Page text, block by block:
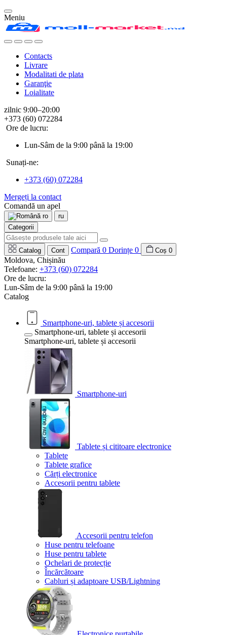
Meniu
Contacts
Livrare
Modalitati de plata
Garanţie
Loialitate
zilnic 9:00–20:00
+373 (60) 072284
Ore de lucru:
Lun-Sâm de la 9:00 până la 19:00
Sunați-ne:
+373 (60) 072284
Mergeți la contact
Comandă un apel
ro
ru
Categorii
Catalog Cont Compară 0 Dorințe 0 Coș 0
Moldova, Chișinău
Telefoane: +373 (60) 072284
Ore de lucru:
Lun-Sâm de la 9:00 până la 19:00
Catalog
Smartphone-uri, tablete și accesorii
Smartphone-uri, tablete și accesorii
Smartphone-uri, tablete și accesorii
Smartphone-uri
Tablete și cititoare electronice
Tablete
Tablete grafice
Cărți electronice
Accesorii pentru tablete
Accesorii pentru telefon
Huse pentru telefoane
Huse pentru tablete
Ochelari de protecție
Încărcătoare
Cabluri și adaptoare USB/Lightning